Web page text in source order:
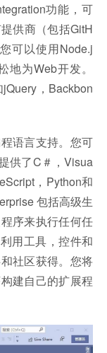
功能，可
供商（包括GitH
可以使用Node.j
地为Web开发。
，Backbon
语言支持。您可
供了C＃，Visua
，Python和
包括高级生
序来执行任何任
用工具，控件和
社区获得。您将
建自己的扩展程